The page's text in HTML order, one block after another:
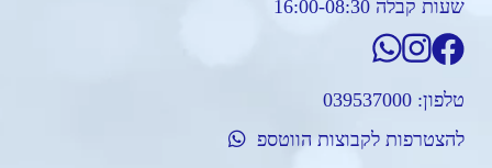
שעות קבלה 16:00-08:30
טלפון: 039537000
להצטרפות לקבוצות הווטספ